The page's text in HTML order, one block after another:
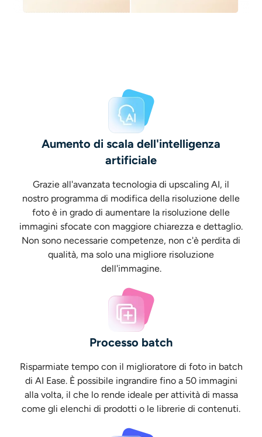
Cambio vestiti
Filtro AI
Generatore di colpi alla testa Pro
Generatore di colpi alla testa AI
Creatore di foto per passaporti
Effetti video
Potenziatore video
Aumento di scala dell'intelligenza
artificiale
Grazie all'avanzata tecnologia di upscaling AI, il
nostro programma di modifica della risoluzione delle
foto è in grado di aumentare la risoluzione delle
immagini sfocate con maggiore chiarezza e dettaglio.
Non sono necessarie competenze, non c'è perdita di
qualità, ma solo una migliore risoluzione
dell'immagine.
Processo batch
Risparmiate tempo con il miglioratore di foto in batch
di AI Ease. È possibile ingrandire fino a 50 immagini
alla volta, il che lo rende ideale per attività di massa
come gli elenchi di prodotti o le librerie di contenuti.